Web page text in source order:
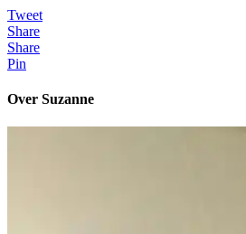
Tweet
Share
Share
Pin
Over Suzanne